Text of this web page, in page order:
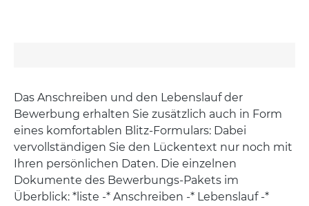
Das Anschreiben und den Lebenslauf der
Bewerbung erhalten Sie zusätzlich auch in Form
eines komfortablen Blitz-Formulars: Dabei
vervollständigen Sie den Lückentext nur noch mit
Ihren persönlichen Daten. Die einzelnen
Dokumente des Bewerbungs-Pakets im
Überblick: *liste -* Anschreiben -* Lebenslauf -*